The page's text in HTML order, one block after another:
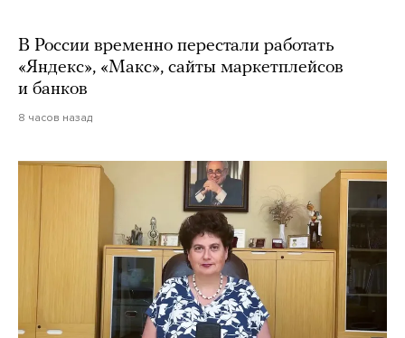
В России временно перестали работать
«Яндекс», «Макс», сайты маркетплейсов
и банков
8 часов назад